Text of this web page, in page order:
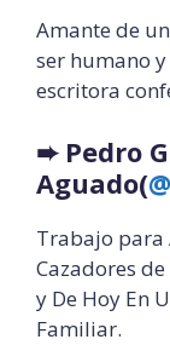
Amante de
ser humano
escritora
➨ Pedro
Aguado(
Trabajo para
Cazadores
y De Hoy En
Familiar.